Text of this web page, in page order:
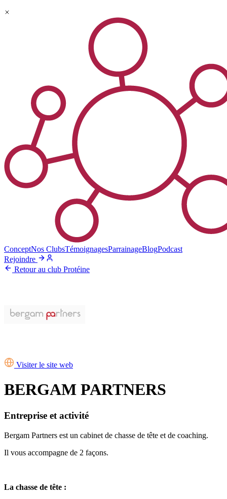
ConceptNos ClubsTémoignagesParrainageBlogPodcast
Rejoindre
Retour au club Protéine
Visiter le site web
BERGAM PARTNERS
Entreprise et activité
Bergam Partners est un cabinet de chasse de tête et de coaching.
Il vous accompagne de 2 façons.
La chasse de tête :